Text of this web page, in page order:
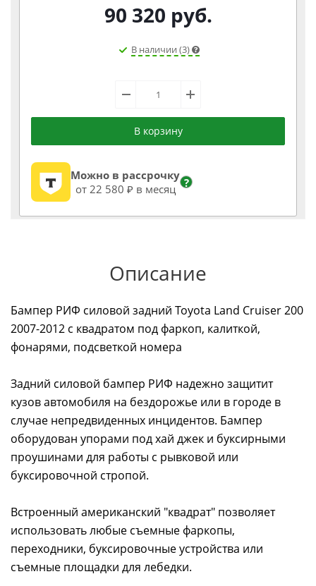
90 320 руб.
В наличии (3)
В корзину
Можно в рассрочку
от 22 580 ₽ в месяц
?
Описание
Бампер РИФ силовой задний Toyota Land Cruiser 200
2007-2012 с квадратом под фаркоп, калиткой,
фонарями, подсветкой номера
Задний силовой бампер РИФ надежно защитит
кузов автомобиля на бездорожье или в городе в
случае непредвиденных инцидентов. Бампер
оборудован упорами под хай джек и буксирными
проушинами для работы с рывковой или
буксировочной стропой.
Встроенный американский "квадрат" позволяет
использовать любые съемные фаркопы,
переходники, буксировочные устройства или
съемные площадки для лебедки.